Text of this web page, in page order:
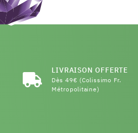
LIVRAISON OFFERTE
Dès 49€ (Colissimo Fr.
Métropolitaine)